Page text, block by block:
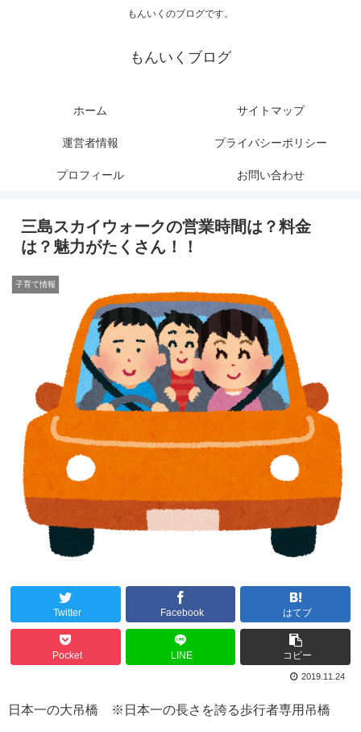
もんいくのブログです。
もんいくブログ
ホーム サイトマップ
運営者情報 プライバシーポリシー
プロフィール お問い合わせ
三島スカイウォークの営業時間は？料金
は？魅力がたくさん！！
子育て情報
Twitter Facebook はてブ
Pocket LINE コピー
2019.11.24
日本一の大吊橋 ※日本一の長さを誇る歩行者専用吊橋